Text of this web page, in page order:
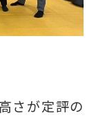
さが定評の